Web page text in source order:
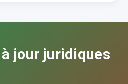
jour juridiques